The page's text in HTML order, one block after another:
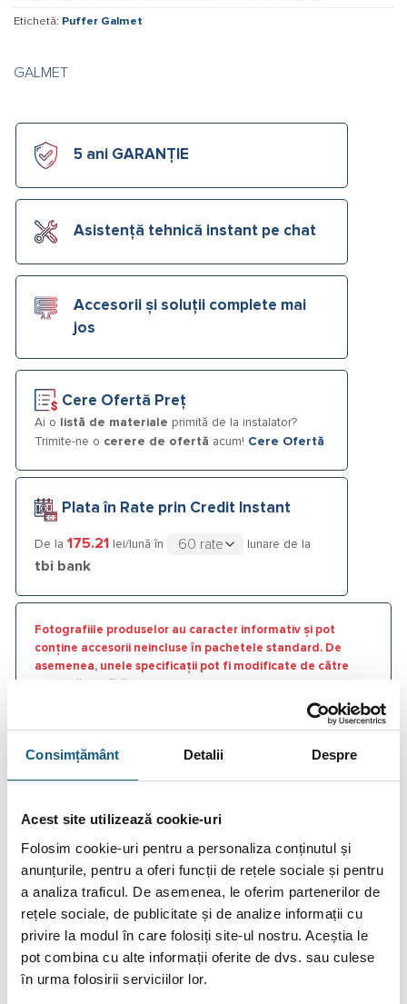
Consimțământ Detalii Despre
Acest site utilizează cookie-uri
Folosim cookie-uri pentru a personaliza conținutul și
anunțurile, pentru a oferi funcții de rețele sociale și pentru
a analiza traficul. De asemenea, le oferim partenerilor de
rețele sociale, de publicitate și de analize informații cu
privire la modul în care folosiți site-ul nostru. Aceștia le
pot combina cu alte informații oferite de dvs. sau culese
în urma folosirii serviciilor lor.
Etichetă: Puffer Galmet
GALMET
5 ani GARANȚIE
Asistență tehnică instant pe chat
Accesorii și soluții complete mai
jos
Cere Ofertă Preț
Ai o listă de materiale primită de la instalator?
Trimite-ne o cerere de ofertă acum! Cere Ofertă
Plata în Rate prin Credit Instant
De la 175.21 lei/lună în lunare de la
tbi bank
Fotografiile produselor au caracter informativ și pot
conține accesorii neincluse în pachetele standard. De
asemenea, unele specificații pot fi modificate de către
BRAND
RECENZII (0)
Puffer Galmet, fara serpentina, SG(B) 1000 litri